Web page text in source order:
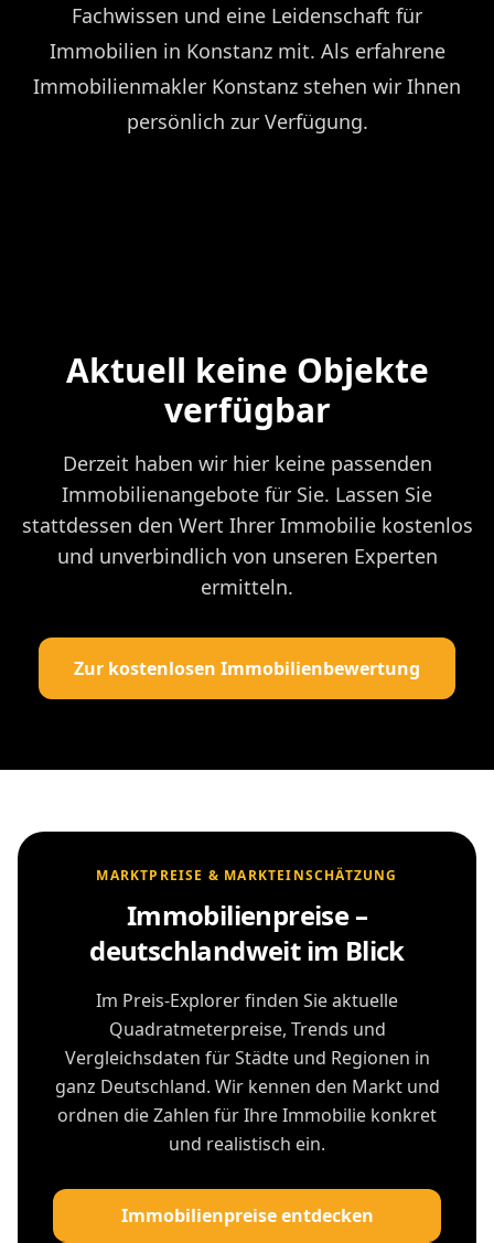
Fachwissen und eine Leidenschaft für
Immobilien in Konstanz mit. Als erfahrene
Immobilienmakler Konstanz stehen wir Ihnen
persönlich zur Verfügung.
Aktuell keine Objekte
verfügbar
Derzeit haben wir hier keine passenden
Immobilienangebote für Sie. Lassen Sie
stattdessen den Wert Ihrer Immobilie kostenlos
und unverbindlich von unseren Experten
ermitteln.
Zur kostenlosen Immobilienbewertung
MARKTPREISE & MARKTEINSCHÄTZUNG
Immobilienpreise –
deutschlandweit im Blick
Im Preis-Explorer finden Sie aktuelle
Quadratmeterpreise, Trends und
Vergleichsdaten für Städte und Regionen in
ganz Deutschland. Wir kennen den Markt und
ordnen die Zahlen für Ihre Immobilie konkret
und realistisch ein.
Immobilienpreise entdecken